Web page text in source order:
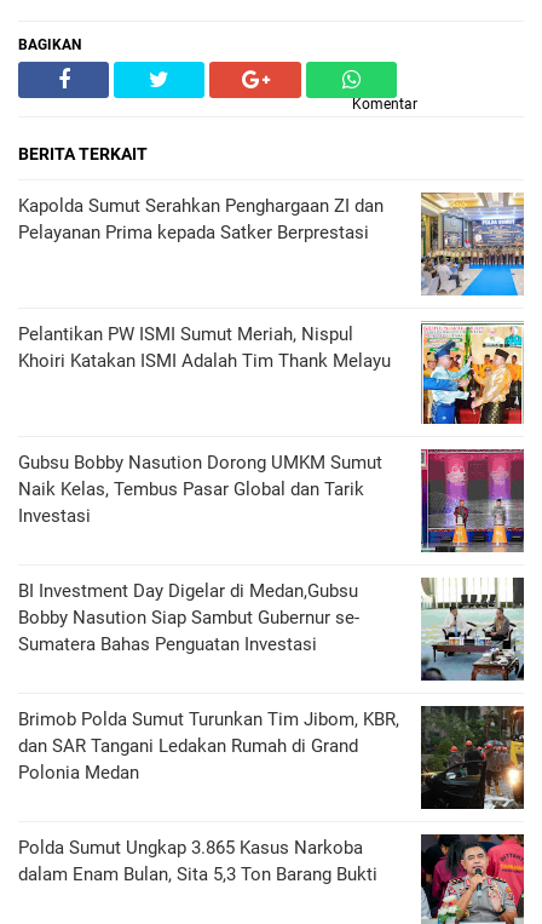
BAGIKAN
Komentar
BERITA TERKAIT
Kapolda Sumut Serahkan Penghargaan ZI dan
Pelayanan Prima kepada Satker Berprestasi
Pelantikan PW ISMI Sumut Meriah, Nispul
Khoiri Katakan ISMI Adalah Tim Thank Melayu
Gubsu Bobby Nasution Dorong UMKM Sumut
Naik Kelas, Tembus Pasar Global dan Tarik
Investasi
BI Investment Day Digelar di Medan,Gubsu
Bobby Nasution Siap Sambut Gubernur se-
Sumatera Bahas Penguatan Investasi
Brimob Polda Sumut Turunkan Tim Jibom, KBR,
dan SAR Tangani Ledakan Rumah di Grand
Polonia Medan
Polda Sumut Ungkap 3.865 Kasus Narkoba
dalam Enam Bulan, Sita 5,3 Ton Barang Bukti